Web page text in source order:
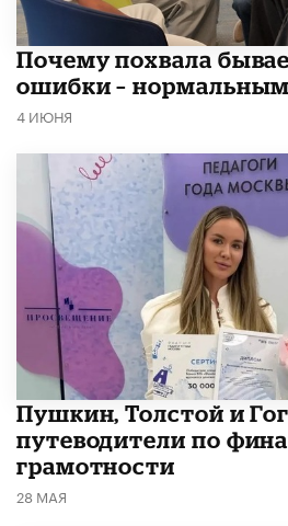
​Почему похвала
ошибки –
4 ИЮНЯ
​Пушкин, Толстой и
путеводители по
грамотности
28 МАЯ